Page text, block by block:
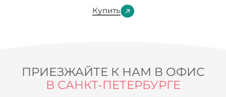
Купить
ПРИЕЗЖАЙТЕ К НАМ В ОФИС
В САНКТ-ПЕТЕРБУРГЕ